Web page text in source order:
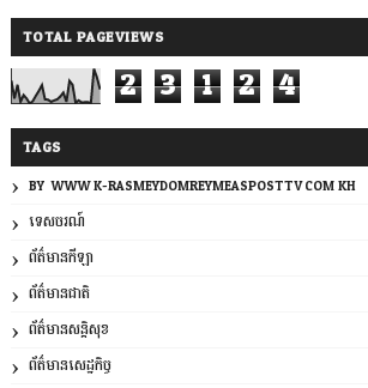
TOTAL PAGEVIEWS
2 3 1 2 4
TAGS
BY: WWW.K-RASMEYDOMREYMEASPOSTTV.COM.KH
ទេសចរណ៍
ព័ត៌មានកីឡា
ព័ត៌មានជាតិ
ព័ត៌មានសន្តិសុខ
ព័ត៌មានសេដ្ឋកិច្ច